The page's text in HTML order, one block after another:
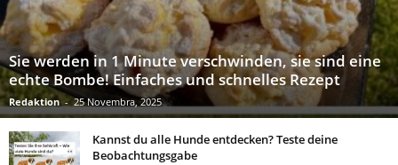
Sie werden in 1 Minute verschwinden, sie sind eine
echte Bombe! Einfaches und schnelles Rezept
Redaktion - 25 Novembra, 2025
Kannst du alle Hunde entdecken? Teste deine
Beobachtungsgabe